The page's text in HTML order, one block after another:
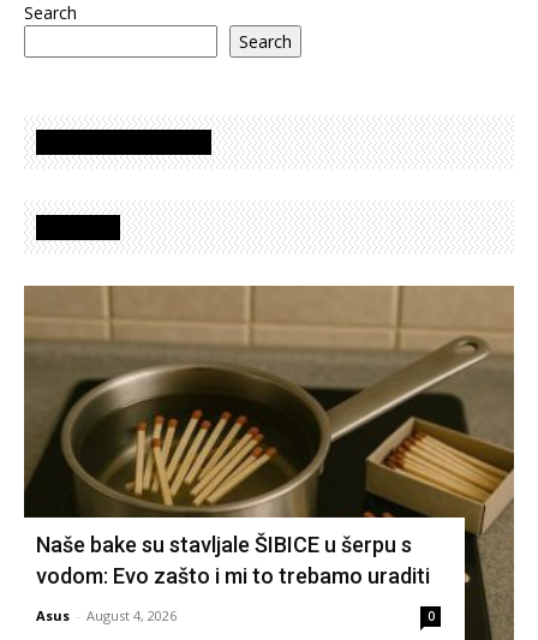
Search
Search
Naše bake su stavljale ŠIBICE u šerpu s
vodom: Evo zašto i mi to trebamo uraditi
Asus - August 4, 2026 0